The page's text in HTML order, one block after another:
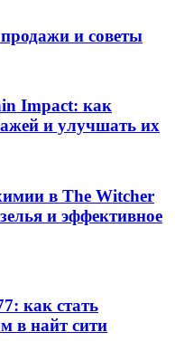
и советы
Impact: как
и улучшать их
в The Witcher
и эффективное
как стать
в найт сити